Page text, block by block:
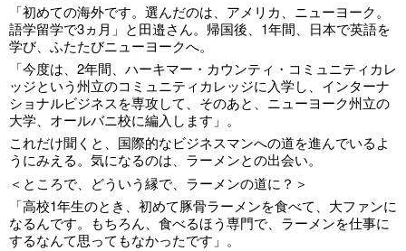
「初めての海外です。選んだのは、アメリカ、ニューヨーク。
語学留学で3ヵ月」と田邉さん。帰国後、1年間、日本で英語を
学び、ふたたびニューヨークへ。
「今度は、2年間、ハーキマー・カウンティ・コミュニティカレ
ッジという州立のコミュニティカレッジに入学し、インターナ
ショナルビジネスを専攻して、そのあと、ニューヨーク州立の
大学、オールバニ校に編入します」。
これだけ聞くと、国際的なビジネスマンへの道を進んでいるよ
うにみえる。気になるのは、ラーメンとの出会い。
＜ところで、どういう縁で、ラーメンの道に？＞
「高校1年生のとき、初めて豚骨ラーメンを食べて、大ファンに
なるんです。もちろん、食べるほう専門で、ラーメンを仕事に
するなんて思ってもなかったです」。